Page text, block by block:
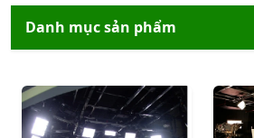
Danh mục sản phẩm